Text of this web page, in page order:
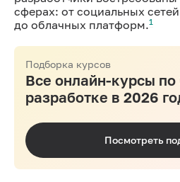
сферах: от социальных
до облачных платформ.1
Подборка курсов
Все онлайн-курсы по
разработке в 2026
Посмотреть